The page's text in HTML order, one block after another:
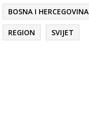
BOSNA I HERCEGOVINA
REGION SVIJET